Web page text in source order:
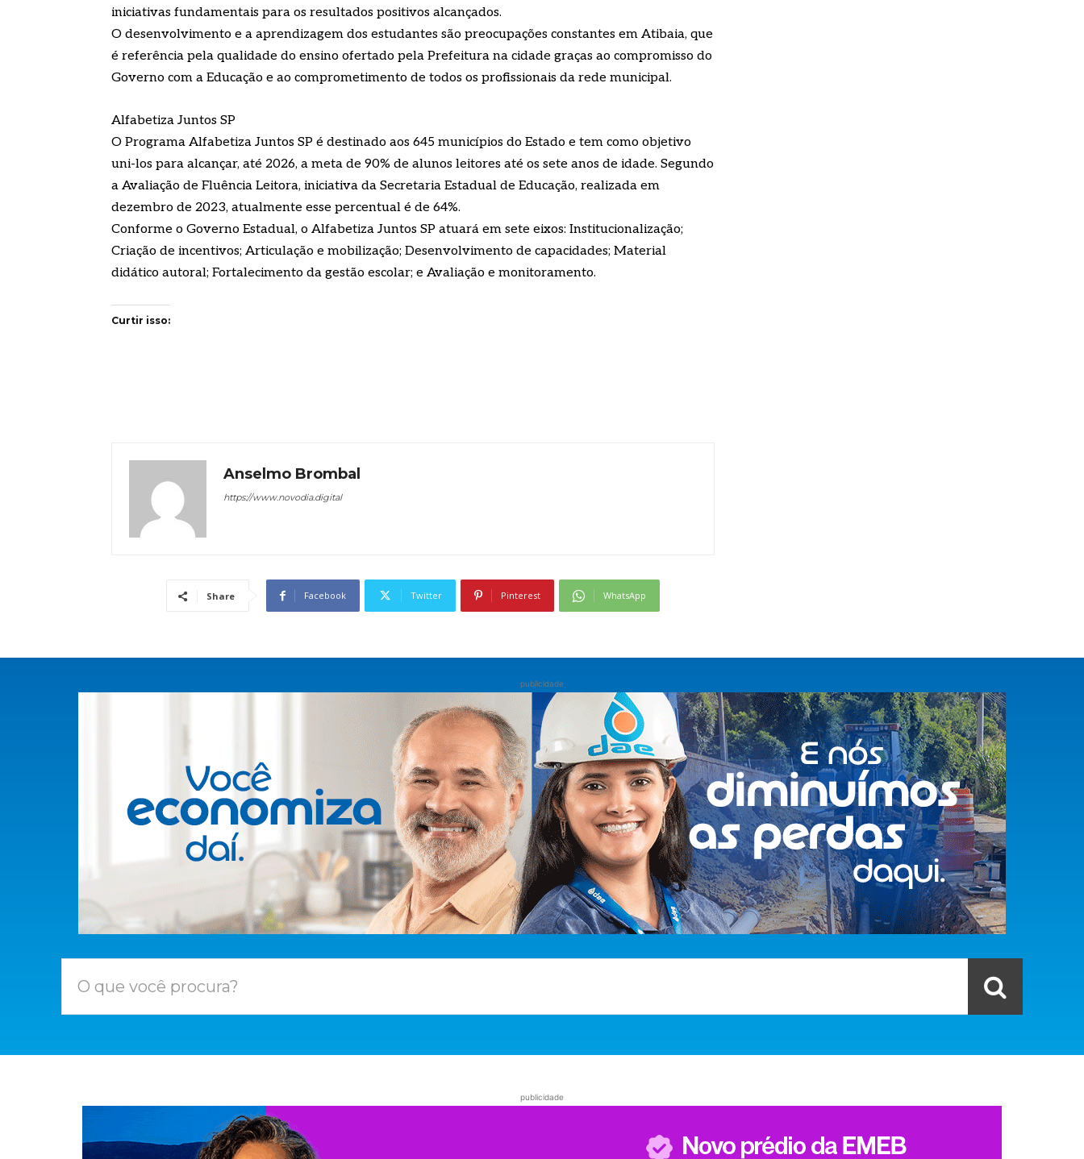
iniciativas fundamentais para os resultados positivos alcançados.
O desenvolvimento e a aprendizagem dos estudantes são preocupações constantes em Atibaia, que
é referência pela qualidade do ensino ofertado pela Prefeitura na cidade graças ao compromisso do
Governo com a Educação e ao comprometimento de todos os profissionais da rede municipal.
Alfabetiza Juntos SP
O Programa Alfabetiza Juntos SP é destinado aos 645 municípios do Estado e tem como objetivo
uni-los para alcançar, até 2026, a meta de 90% de alunos leitores até os sete anos de idade. Segundo
a Avaliação de Fluência Leitora, iniciativa da Secretaria Estadual de Educação, realizada em
dezembro de 2023, atualmente esse percentual é de 64%.
Conforme o Governo Estadual, o Alfabetiza Juntos SP atuará em sete eixos: Institucionalização;
Criação de incentivos; Articulação e mobilização; Desenvolvimento de capacidades; Material
didático autoral; Fortalecimento da gestão escolar; e Avaliação e monitoramento.
Curtir isso:
Anselmo Brombal
https://www.novodia.digital
Share Facebook Twitter Pinterest WhatsApp
publicidade
O que você procura?
publicidade